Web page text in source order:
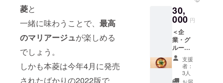
菱と
一緒に味わうことで、 最高
のマリアージュが楽しめる
でしょう。
しかも本菱は今年4月に発売
されたばかりの2022版で
常温、
ぬる
燗、そ
れぞれ
の違っ
た味を
楽しめ
る ・米
本来の
・ロン
ドン酒
ンジ金
賞、フ
ランス
KuraMa
ster金
賞など
10,000
円の食
事券と
しても
使用可
能で
す。※お
つりは
返却し
ませ
売！）
・そば
セット
（生
麺・2人
前+カ
レーに
合う特
製めん
つゆ付
30,
000 円
＜企
業・グ
ループ
向け＞
【そば
香を社
食使用
支援
者：
3人